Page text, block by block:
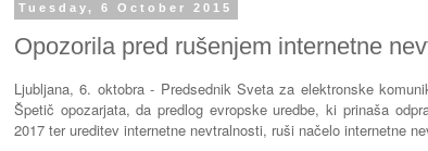
Tuesday, 6 October 2015
Opozorila pred rušenjem internetne
Ljubljana, 6. oktobra - Predsednik Sveta za elektronske
Špetič opozarjata, da predlog evropske uredbe, ki prinaša
2017 ter ureditev internetne nevtralnosti, ruši načelo internetne